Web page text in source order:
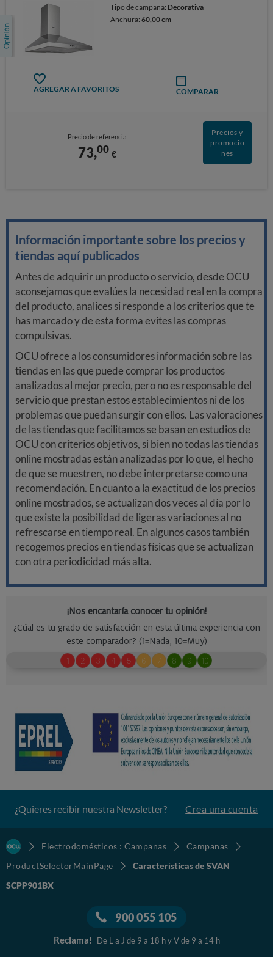
Tipo de campana: Decorativa
Anchura:60,00 cm
AGREGAR A FAVORITOS COMPARAR
Precio de referencia
73,00 €
Precios y
promocio
nes
Información importante sobre los precios y
tiendas aquí publicados
Antes de adquirir un producto o servicio, desde OCU
aconsejamos que evalúes la necesidad real en la compra
del producto, analices si responde a los criterios que te
has marcado y de esta forma evites las compras
compulsivas.
OCU ofrece a los consumidores información sobre las
tiendas en las que puede comprar los productos
analizados al mejor precio, pero no es responsable del
servicio que prestan estos establecimientos ni de los
problemas que puedan surgir con ellos. Las valoraciones
de las tiendas que facilitamos se basan en estudios de
OCU con criterios objetivos, si bien no todas las tiendas
online mostradas están analizadas por lo que, el hecho
de que se muestren, no debe interpretarse como una
recomendación. En cuanto a la exactitud de los precios
online mostrados, se actualizan dos veces al día por lo
que existe la posibilidad de ligeras variaciones al no
refrescarse en tiempo real. En algunos casos también
recogemos precios en tiendas físicas que se actualizan
con otra periodicidad más alta.
¿Quieres recibir nuestra Newsletter? Crea una cuenta
Electrodomésticos : Campanas
Campanas
ProductSelectorMainPage
Características de SVAN
SCPP901BX
900 055 105
Reclama! De L a J de 9 a 18 h y V de 9 a 14 h